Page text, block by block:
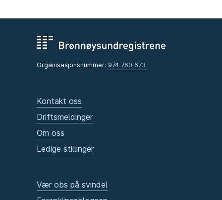
Organisasjonsnummer: 974 760 673
Kontakt oss
Driftsmeldinger
Om oss
Ledige stillinger
Vær obs på svindel